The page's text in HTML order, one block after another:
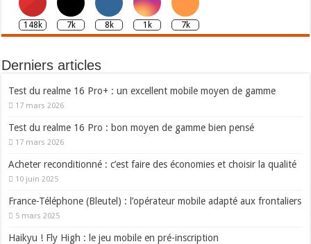
148k 7k 8k 1k 7k
Derniers articles
Test du realme 16 Pro+ : un excellent mobile moyen de gamme
17 mars 2026
Test du realme 16 Pro : bon moyen de gamme bien pensé
17 mars 2026
Acheter reconditionné : c’est faire des économies et choisir la qualité
10 juin 2025
France-Téléphone (Bleutel) : l’opérateur mobile adapté aux frontaliers
5 mars 2025
Haikyu ! Fly High : le jeu mobile en pré-inscription